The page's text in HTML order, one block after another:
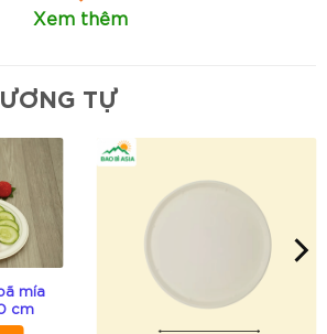
và vận chuyển
in logo, thương hiệu, thông tin
yêu cầu (áp dụng cho đơn
lớn)
trường:
Sử dụng giấy tự
hủy, không gây ô nhiễm môi
Xem thêm
TỰ
mía
cm